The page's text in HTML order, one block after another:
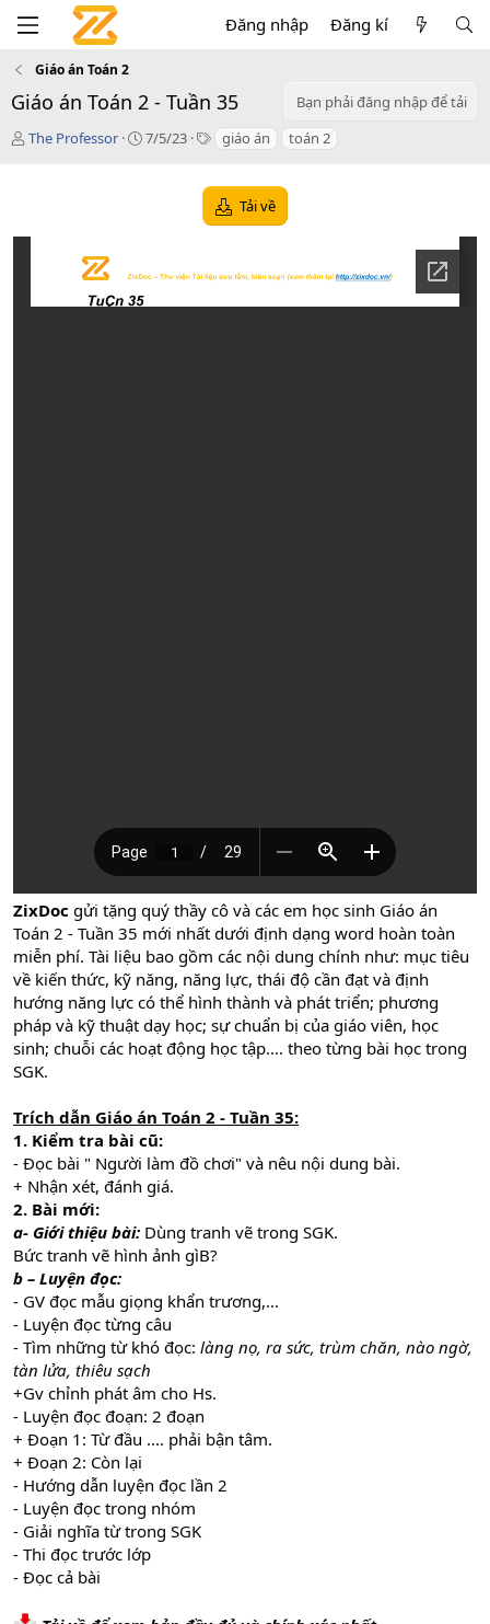
Đăng nhập Đăng kí
Giáo án Toán 2
Giáo án Toán 2 - Tuần 35
Bạn phải đăng nhập để tải
T
ả
The Professor
C
n
7/5/23
T giáo án toán 2
Tải về
ZixDoc gửi tặng quý thầy cô và các em học sinh Giáo án
Toán 2 - Tuần 35 mới nhất dưới định dạng word hoàn toàn
miễn phí. Tài liệu bao gồm các nội dung chính như: mục tiêu
về kiến thức, kỹ năng, năng lực, thái độ cần đạt và định
hướng năng lực có thể hình thành và phát triển; phương
pháp và kỹ thuật dạy học; sự chuẩn bị của giáo viên, học
sinh; chuỗi các hoạt động học tập.... theo từng bài học trong
SGK.
Trích dẫn Giáo án Toán 2 - Tuần 35:
1. Kiểm tra bài cũ:
- Đọc bài " Người làm đồ chơi" và nêu nội dung bài.
+ Nhận xét, đánh giá.
2. Bài mới:
a- Giới thiệu bài: Dùng tranh vẽ trong SGK.
Bức tranh vẽ hình ảnh gìB?
b – Luyện đọc:
- GV đọc mẫu giọng khẩn trương,...
- Luyện đọc từng câu
- Tìm những từ khó đọc: làng nọ, ra sức, trùm chăn, nào ngờ,
tàn lửa, thiêu sạch
+Gv chỉnh phát âm cho Hs.
- Luyện đọc đoạn: 2 đoạn
+ Đoạn 1: Từ đầu .... phải bận tâm.
+ Đoạn 2: Còn lại
- Hướng dẫn luyện đọc lần 2
- Luyện đọc trong nhóm
- Giải nghĩa từ trong SGK
- Thi đọc trước lớp
- Đọc cả bài